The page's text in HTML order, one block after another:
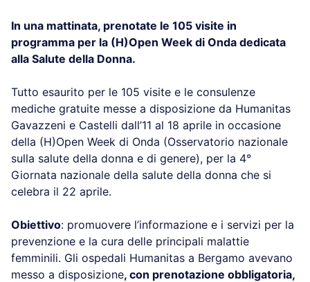
In una mattinata, prenotate le 105 visite in
programma per la (H)Open Week di Onda dedicata
alla Salute della Donna.
Tutto esaurito per le 105 visite e le consulenze
mediche gratuite messe a disposizione da Humanitas
Gavazzeni e Castelli dall’11 al 18 aprile in occasione
della (H)Open Week di Onda (Osservatorio nazionale
sulla salute della donna e di genere), per la 4°
Giornata nazionale della salute della donna che si
celebra il 22 aprile.
Obiettivo: promuovere l’informazione e i servizi per la
prevenzione e la cura delle principali malattie
femminili. Gli ospedali Humanitas a Bergamo avevano
messo a disposizione, con prenotazione obbligatoria,